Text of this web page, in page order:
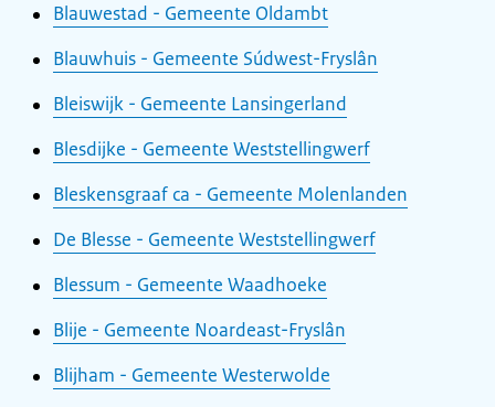
Blauwestad - Gemeente Oldambt
Blauwhuis - Gemeente Súdwest-Fryslân
Bleiswijk - Gemeente Lansingerland
Blesdijke - Gemeente Weststellingwerf
Bleskensgraaf ca - Gemeente Molenlanden
De Blesse - Gemeente Weststellingwerf
Blessum - Gemeente Waadhoeke
Blije - Gemeente Noardeast-Fryslân
Blijham - Gemeente Westerwolde